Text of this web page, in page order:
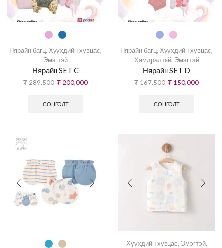
Нярайн багц, Хүүхдийн хувцас,
Эмэгтэй
Нярайн SET C
₮289,500 ₮ 200,000
СОНГОЛТ
Нярайн багц, Хүүхдийн хувцас,
Хямдралтай, Эмэгтэй
Нярайн SET D
₮167,500 ₮ 150,000
СОНГОЛТ
Хүүхдийн хувцас, Эмэгтэй,